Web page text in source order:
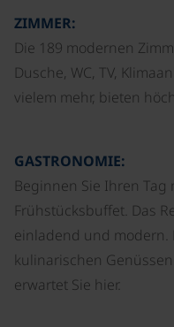
ZIMMER:
Die 189 modernen
Dusche, WC, TV,
vielem mehr, bieten
GASTRONOMIE:
Beginnen Sie Ihren Tag
Frühstücksbuffet. Das
einladend und modern.
kulinarischen
erwartet Sie hier.